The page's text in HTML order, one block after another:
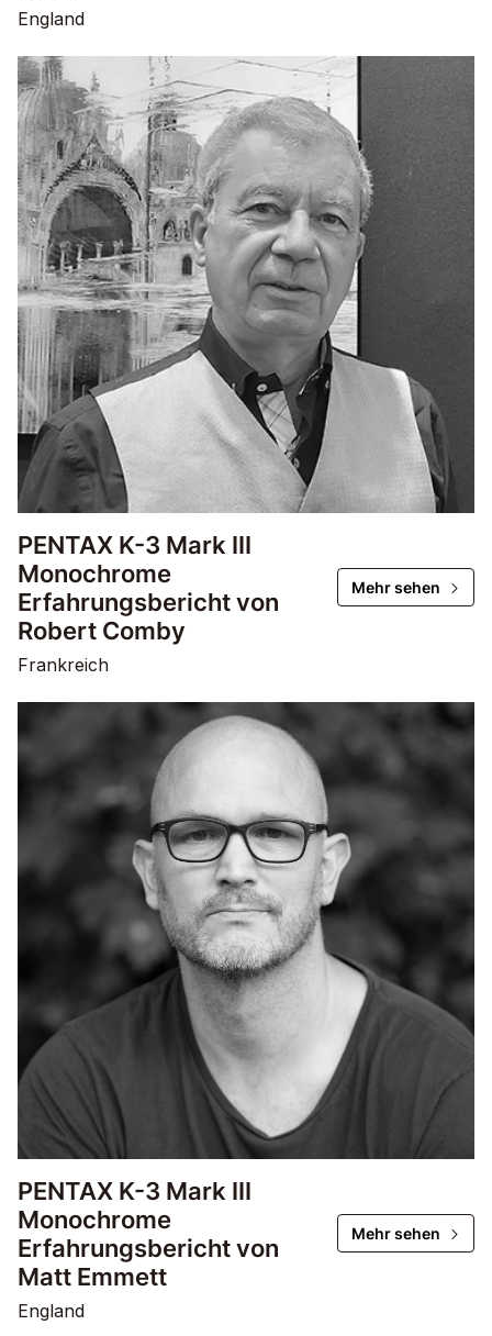
England
PENTAX K-3 Mark III
Monochrome
Erfahrungsbericht von
Robert Comby
Mehr sehen
Frankreich
PENTAX K-3 Mark III
Monochrome
Erfahrungsbericht von
Matt Emmett
Mehr sehen
England